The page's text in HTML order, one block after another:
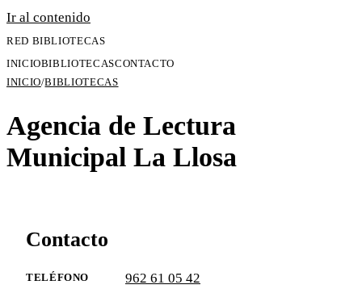
Ir al contenido
RED BIBLIOTECAS
INICIOBIBLIOTECASCONTACTO
INICIO/BIBLIOTECAS
Agencia de Lectura
Municipal La Llosa
Contacto
TELÉFONO 962 61 05 42